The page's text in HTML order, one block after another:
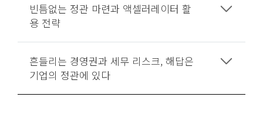
빈틈없는 정관 마련과 액셀러레이터 활
용 전략
흔들리는 경영권과 세무 리스크, 해답은
기업의 정관에 있다